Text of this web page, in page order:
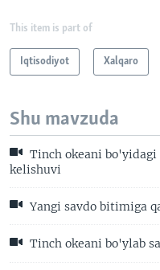
This item is part of
Iqtisodiyot Xalqaro
Shu mavzuda
Tinch okeani bo'yidagi
kelishuvi
Yangi savdo bitimiga
Tinch okeani bo'ylab